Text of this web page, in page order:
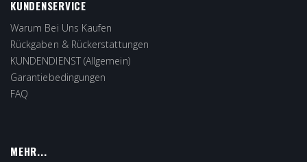
KUNDENSERVICE
Warum Bei Uns Kaufen
Rückgaben & Rückerstattungen
KUNDENDIENST (Allgemein)
Garantiebedingungen
FAQ
MEHR...